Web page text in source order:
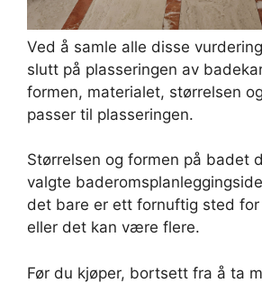
Ved å samle alle disse
slutt på plasseringen av
formen, materialet, størrelsen
passer til plasseringen.
Størrelsen og formen på badet
valgte
det bare er ett fornuftig sted
eller det kan være flere.
Før du kjøper, bortsett fra å ta